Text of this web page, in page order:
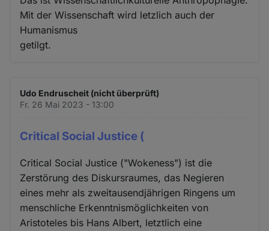
Mit der Wissenschaft wird letzlich auch der
Humanismus
getilgt.
Udo Endruscheit (nicht überprüft)
Fr. 26 Mai 2023 - 13:00
Critical Social Justice (
Critical Social Justice ("Wokeness") ist die
Zerstörung des Diskursraumes, das Negieren
eines mehr als zweitausendjährigen Ringens um
menschliche Erkenntnismöglichkeiten von
Aristoteles bis Hans Albert, letztlich eine